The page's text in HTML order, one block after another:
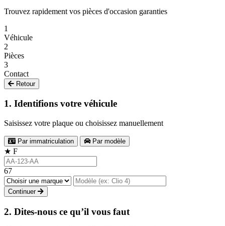
Trouvez rapidement vos pièces d'occasion garanties
1
Véhicule
2
Pièces
3
Contact
Retour
1. Identifions votre véhicule
Saisissez votre plaque ou choisissez manuellement
Par immatriculation Par modèle
★ F
67
Continuer
2. Dites-nous ce qu’il vous faut